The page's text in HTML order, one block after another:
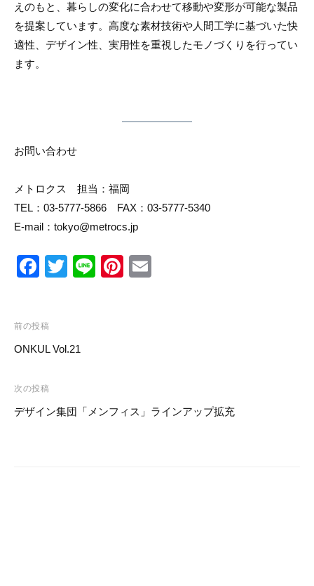
えのもと、暮らしの変化に合わせて移動や変形が可能な製品
を提案しています。高度な素材技術や人間工学に基づいた快
適性、デザイン性、実用性を重視したモノづくりを行ってい
ます。
お問い合わせ
メトロクス 担当：福岡
TEL：03-5777-5866 FAX：03-5777-5340
E-mail：tokyo@metrocs.jp
F
e
b
o
o
k
T
Li
Pi
投
稿
ビ
ゲ
前の投稿
ONKUL Vol.21
次の投稿
デザイン集団「メンフィス」ラインアップ拡充